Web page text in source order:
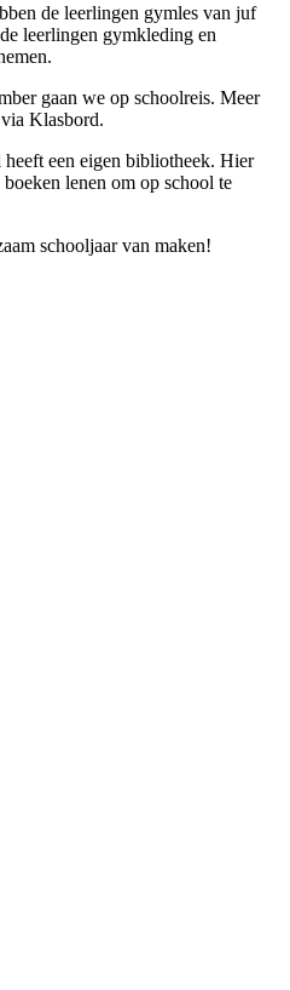
de leerlingen gymles van juf
leerlingen gymkleding en
gaan we op schoolreis. Meer
Klasbord.
een eigen bibliotheek. Hier
lenen om op school te
schooljaar van maken!